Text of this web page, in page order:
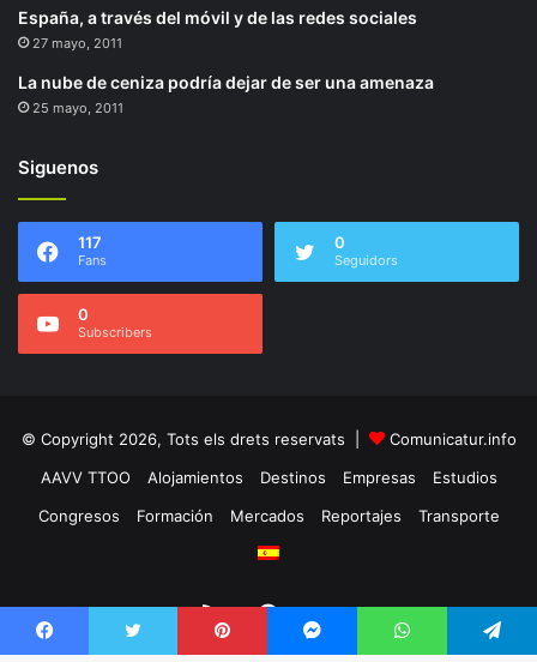
España, a través del móvil y de las redes sociales
27 mayo, 2011
La nube de ceniza podría dejar de ser una amenaza
25 mayo, 2011
Siguenos
117
Fans
0
Seguidors
0
Subscribers
© Copyright 2026, Tots els drets reservats |
Comunicatur.info
AAVV TTOO
Alojamientos Destinos Empresas
Estudios
Congresos
Formación Mercados Reportajes Transporte
RSS Facebook
Twitter
Facebook Twitter Pinterest Messenger WhatsApp Telegram